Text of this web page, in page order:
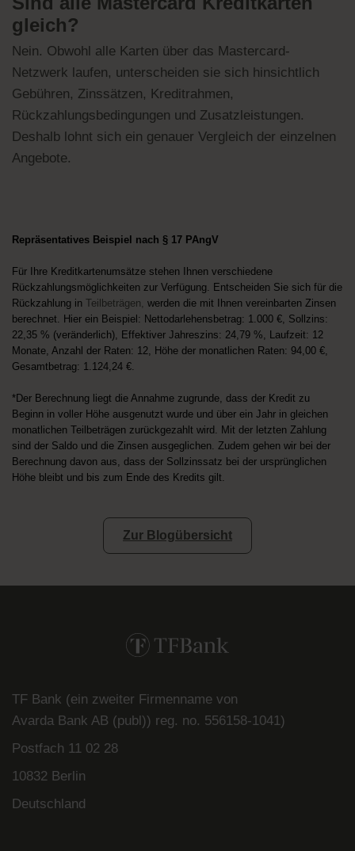
gleich?
Nein. Obwohl alle Karten über das Mastercard-
Netzwerk laufen, unterscheiden sie sich hinsichtlich
Gebühren, Zinssätzen, Kreditrahmen,
Rückzahlungsbedingungen und Zusatzleistungen.
Deshalb lohnt sich ein genauer Vergleich der einzelnen
Angebote.
Repräsentatives Beispiel nach § 17 PAngV
Für Ihre Kreditkartenumsätze stehen Ihnen verschiedene
Rückzahlungsmöglichkeiten zur Verfügung. Entscheiden Sie sich für die
Rückzahlung in Teilbeträgen, werden die mit Ihnen vereinbarten Zinsen
berechnet. Hier ein Beispiel: Nettodarlehensbetrag: 1.000 €, Sollzins:
22,35 % (veränderlich), Effektiver Jahreszins: 24,79 %, Laufzeit: 12
Monate, Anzahl der Raten: 12, Höhe der monatlichen Raten: 94,00 €,
Gesamtbetrag: 1.124,24 €.
*Der Berechnung liegt die Annahme zugrunde, dass der Kredit zu
Beginn in voller Höhe ausgenutzt wurde und über ein Jahr in gleichen
monatlichen Teilbeträgen zurückgezahlt wird. Mit der letzten Zahlung
sind der Saldo und die Zinsen ausgeglichen. Zudem gehen wir bei der
Berechnung davon aus, dass der Sollzinssatz bei der ursprünglichen
Höhe bleibt und bis zum Ende des Kredits gilt.
Zur Blogübersicht
TF Bank (ein zweiter Firmenname von
Avarda Bank AB (publ)) reg. no. 556158-1041)
Postfach 11 02 28
10832 Berlin
Deutschland